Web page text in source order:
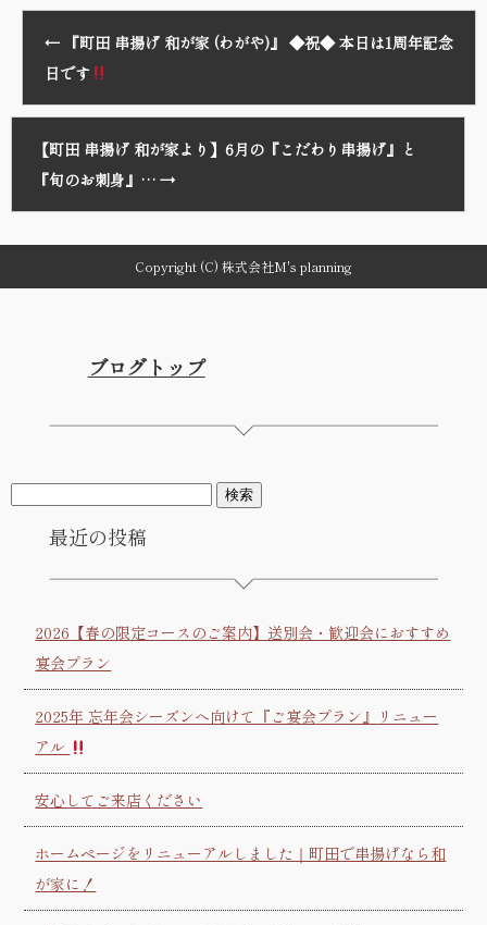
← 『町田 串揚げ 和が家 (わがや)』 ◆祝◆ 本日は1周年記念
日です
【町田 串揚げ 和が家より】6月の『こだわり串揚げ』と
『旬のお刺身』… →
Copyright (C) 株式会社M's planning
ブログトップ
最近の投稿
2026【春の限定コースのご案内】送別会・歓迎会におすすめ
宴会プラン
2025年 忘年会シーズンへ向けて『ご宴会プラン』リニュー
アル
安心してご来店ください
ホームページをリニューアルしました｜町田で串揚げなら和
が家に！